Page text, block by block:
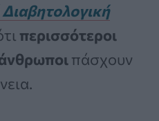
περισσότεροι
πάσχουν